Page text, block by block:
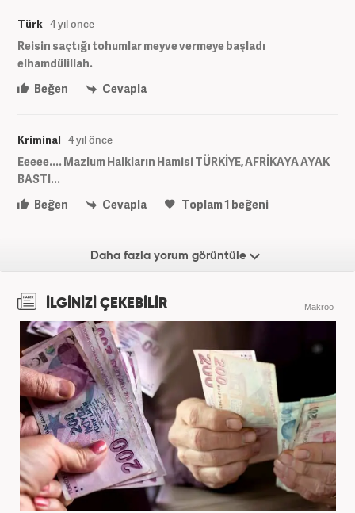
Türk 4 yıl önce
Reisin saçtığı tohumlar meyve vermeye başladı
elhamdülillah.
Beğen
Cevapla
Kriminal 4 yıl önce
Eeeee.... Mazlum Halkların Hamisi TÜRKİYE, AFRİKAYA AYAK
BASTI...
Beğen
Cevapla Toplam1 beğeni
Daha fazla yorum görüntüle
İLGİNİZİ ÇEKEBİLİR Makroo